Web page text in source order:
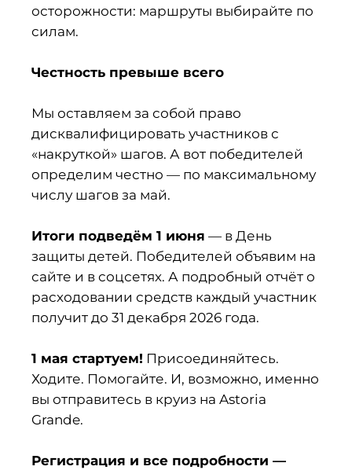
осторожности: маршруты выбирайте по
силам.
Честность превыше всего
Мы оставляем за собой право
дисквалифицировать участников с
«накруткой» шагов. А вот победителей
определим честно — по максимальному
числу шагов за май.
Итоги подведём 1 июня — в День
защиты детей. Победителей объявим на
сайте и в соцсетях. А подробный отчёт о
расходовании средств каждый участник
получит до 31 декабря 2026 года.
1 мая стартуем! Присоединяйтесь.
Ходите. Помогайте. И, возможно, именно
вы отправитесь в круиз на Astoria
Grande.
Регистрация и все подробности —